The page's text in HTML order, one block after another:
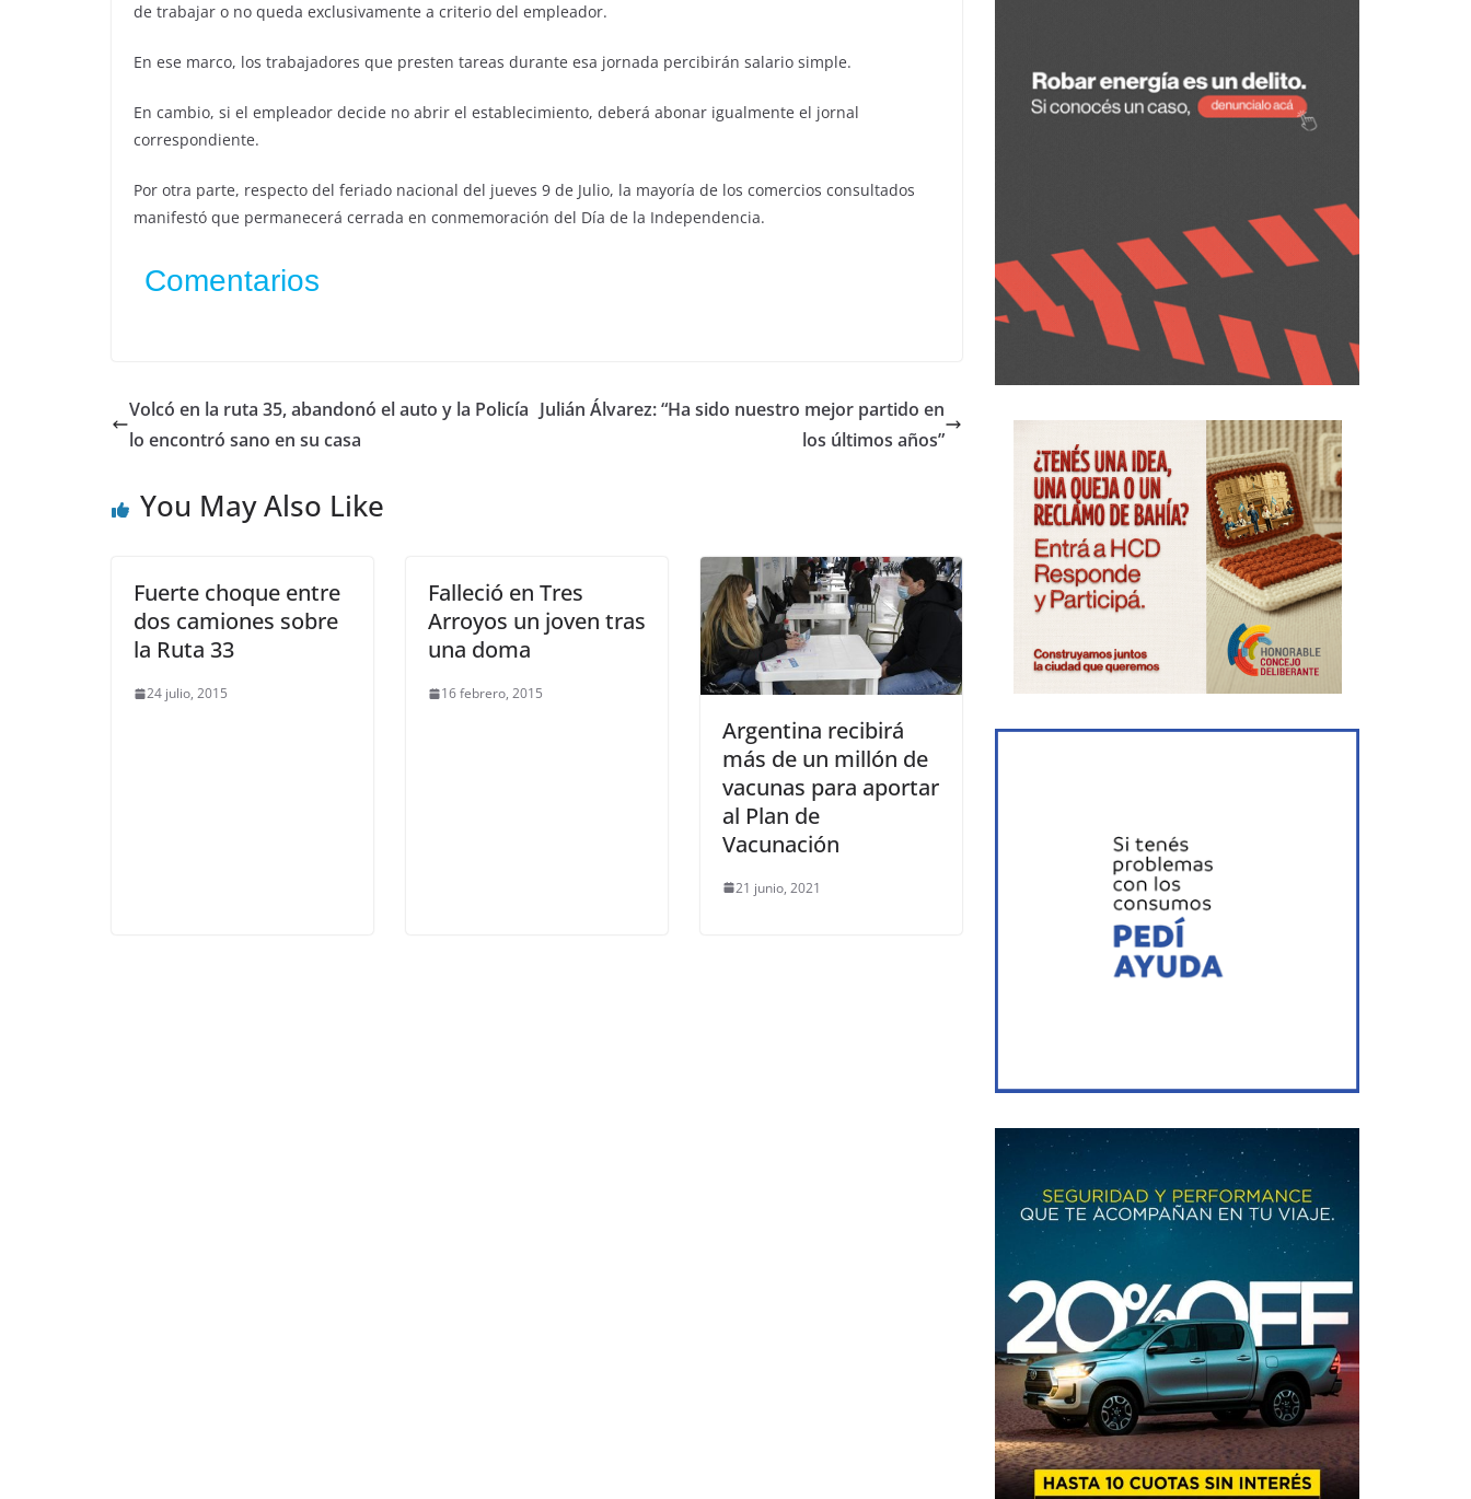
de trabajar o no queda exclusivamente a criterio del empleador.
En ese marco, los trabajadores que presten tareas durante esa jornada percibirán salario simple.
En cambio, si el empleador decide no abrir el establecimiento, deberá abonar igualmente el jornal
correspondiente.
Por otra parte, respecto del feriado nacional del jueves 9 de Julio, la mayoría de los comercios consultados
manifestó que permanecerá cerrada en conmemoración del Día de la Independencia.
Comentarios
Volcó en la ruta 35, abandonó el auto y la Policía
lo encontró sano en su casa
Julián Álvarez: “Ha sido nuestro mejor partido en
los últimos años”
You May Also Like
Fuerte choque entre
dos camiones sobre
la Ruta 33
24 julio, 2015
Falleció en Tres
Arroyos un joven tras
una doma
16 febrero, 2015
Argentina recibirá
más de un millón de
vacunas para aportar
al Plan de
Vacunación
21 junio, 2021